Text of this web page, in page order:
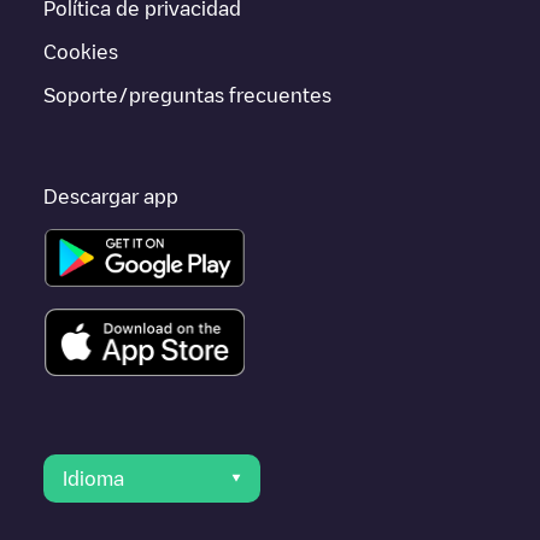
o ir a otras ciudades como , porque están cerca y se
encuentran dentro de
Política de privacidad
Cookies
Soporte/preguntas frecuentes
Descargar app
Idioma